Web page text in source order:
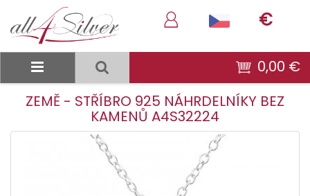
€
0,00 €
ZEMĚ - STŘÍBRO 925 NÁHRDELNÍKY BEZ
KAMENŮ A4S32224